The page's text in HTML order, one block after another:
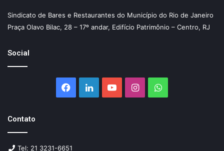
Sindicato de Bares e Restaurantes do Município do Rio de Janeiro
Praça Olavo Bilac, 28 – 17º andar, Edifício Patrimônio – Centro, RJ
Social
Facebook
LinkedinYouTubeInstagramWhatsApp
Contato
Tel: 21 3231-6651